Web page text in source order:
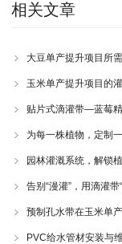
相关文章
大豆单产提升项目所
玉米单产提升项目的
贴片式滴灌带—蓝莓
为每一株植物，定制
园林灌溉系统，解锁
告别“漫灌”，用滴灌
预制孔水带在玉米单
PVC给水管材安装与